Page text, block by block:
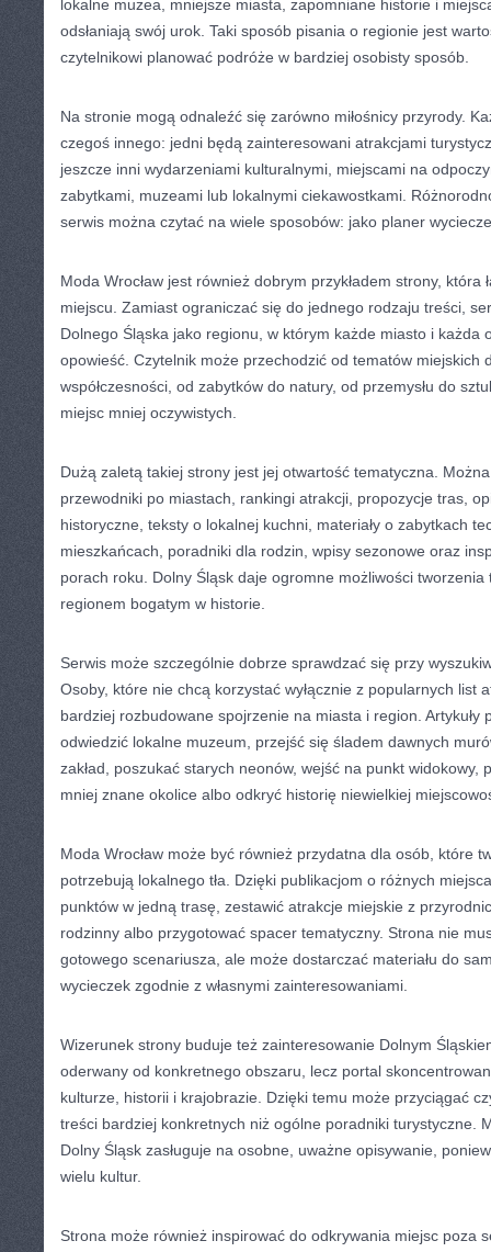
lokalne muzea, mniejsze miasta, zapomniane historie i
odsłaniają swój urok. Taki sposób pisania o regionie jest
czytelnikowi planować podróże w bardziej osobisty sposób.
Na stronie mogą odnaleźć się zarówno miłośnicy przyrody.
czegoś innego: jedni będą zainteresowani atrakcjami
jeszcze inni wydarzeniami kulturalnymi, miejscami na
zabytkami, muzeami lub lokalnymi ciekawostkami.
serwis można czytać na wiele sposobów: jako planer
Moda Wrocław jest również dobrym przykładem strony, która
miejscu. Zamiast ograniczać się do jednego rodzaju treści,
Dolnego Śląska jako regionu, w którym każde miasto i każda
opowieść. Czytelnik może przechodzić od tematów miejskich
współczesności, od zabytków do natury, od przemysłu do
miejsc mniej oczywistych.
Dużą zaletą takiej strony jest jej otwartość tematyczna.
przewodniki po miastach, rankingi atrakcji, propozycje tras,
historyczne, teksty o lokalnej kuchni, materiały o zabytkach
mieszkańcach, poradniki dla rodzin, wpisy sezonowe oraz
porach roku. Dolny Śląsk daje ogromne możliwości tworzenia
regionem bogatym w historie.
Serwis może szczególnie dobrze sprawdzać się przy
Osoby, które nie chcą korzystać wyłącznie z popularnych list
bardziej rozbudowane spojrzenie na miasta i region. Artykuły
odwiedzić lokalne muzeum, przejść się śladem dawnych
zakład, poszukać starych neonów, wejść na punkt widokowy,
mniej znane okolice albo odkryć historię niewielkiej
Moda Wrocław może być również przydatna dla osób, które
potrzebują lokalnego tła. Dzięki publikacjom o różnych
punktów w jedną trasę, zestawić atrakcje miejskie z
rodzinny albo przygotować spacer tematyczny. Strona nie
gotowego scenariusza, ale może dostarczać materiału do
wycieczek zgodnie z własnymi zainteresowaniami.
Wizerunek strony buduje też zainteresowanie Dolnym
oderwany od konkretnego obszaru, lecz portal
kulturze, historii i krajobrazie. Dzięki temu może przyciągać
treści bardziej konkretnych niż ogólne poradniki turystyczne.
Dolny Śląsk zasługuje na osobne, uważne opisywanie,
wielu kultur.
Strona może również inspirować do odkrywania miejsc poza